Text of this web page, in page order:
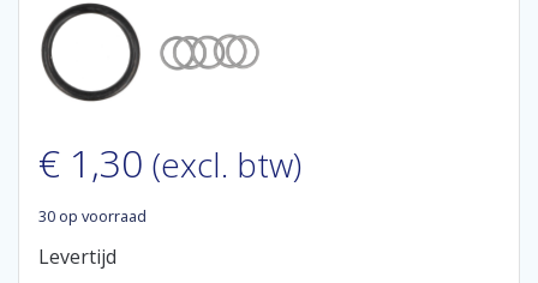
€ 1,30 (excl. btw)
30 op voorraad
Levertijd